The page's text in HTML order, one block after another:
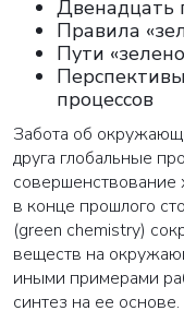
Двенадцать
Правила
Пути
процессов
Забота об
друга глобальные
совершенствование
в конце прошлого
(green chemistry)
веществ на
иными примерами
синтез на ее основе.